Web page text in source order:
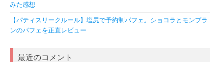
みた感想
【パティスリークルール】塩尻で予約制パフェ。ショコラとモンブラ
ンのパフェを正直レビュー
最近のコメント